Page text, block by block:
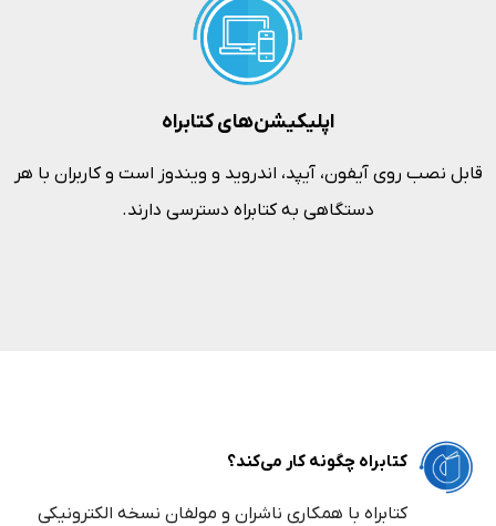
اپلیکیشن‌های کتابراه
قابل نصب روی آیفون، آیپد، اندروید و ویندوز است و کاربران با هر
دستگاهی به کتابراه دسترسی دارند.
کتابراه چگونه کار می‌کند؟
کتابراه با همکاری ناشران و مولفان نسخه الکترونیکی